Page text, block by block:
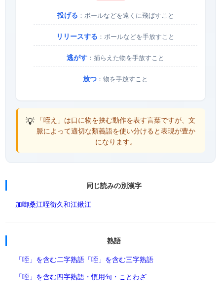
投げる ：ボールなどを遠くに飛ばすこと
リリースする ：ボールなどを手放すこと
逃がす ：捕らえた物を手放すこと
放つ ：物を手放すこと
💡 「咥え」は口に物を挟む動作を表す言葉ですが、文
脈によって適切な類義語を使い分けると表現が豊か
になります。
同じ読みの別漢字
加啣桑江咥銜久和江鍬江
熟語
「咥」を含む二字熟語 「咥」を含む三字熟語
「咥」を含む四字熟語・慣用句・ことわざ